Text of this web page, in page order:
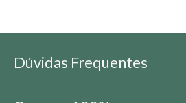
Dúvidas Frequentes